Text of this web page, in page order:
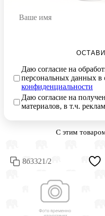
Даю согласие на
персональных данных в
конфиденциальности
Даю согласие на
материалов, в т.ч.
С этим
8б3321/2